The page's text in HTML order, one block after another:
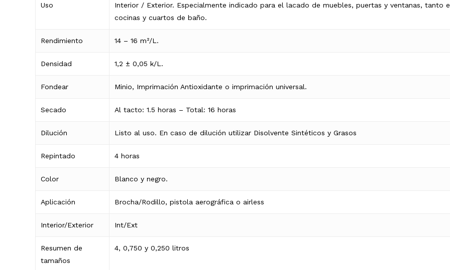
Uso
Interior / Exterior. Especialmente indicado para el lacado de muebles, puertas y ventanas, tanto
cocinas y cuartos de baño.
Rendimiento 14 – 16 m²/L.
Densidad 1,2 ± 0,05 k/L.
Fondear Minio, Imprimación Antioxidante o imprimación universal.
Secado Al tacto: 1.5 horas – Total: 16 horas
Dilución Listo al uso. En caso de dilución utilizar Disolvente Sintéticos y Grasos
Repintado 4 horas
Color Blanco y negro.
Aplicación Brocha/Rodillo, pistola aerográfica o airless
Interior/Exterior Int/Ext
Resumen de
tamaños
4, 0,750 y 0,250 litros